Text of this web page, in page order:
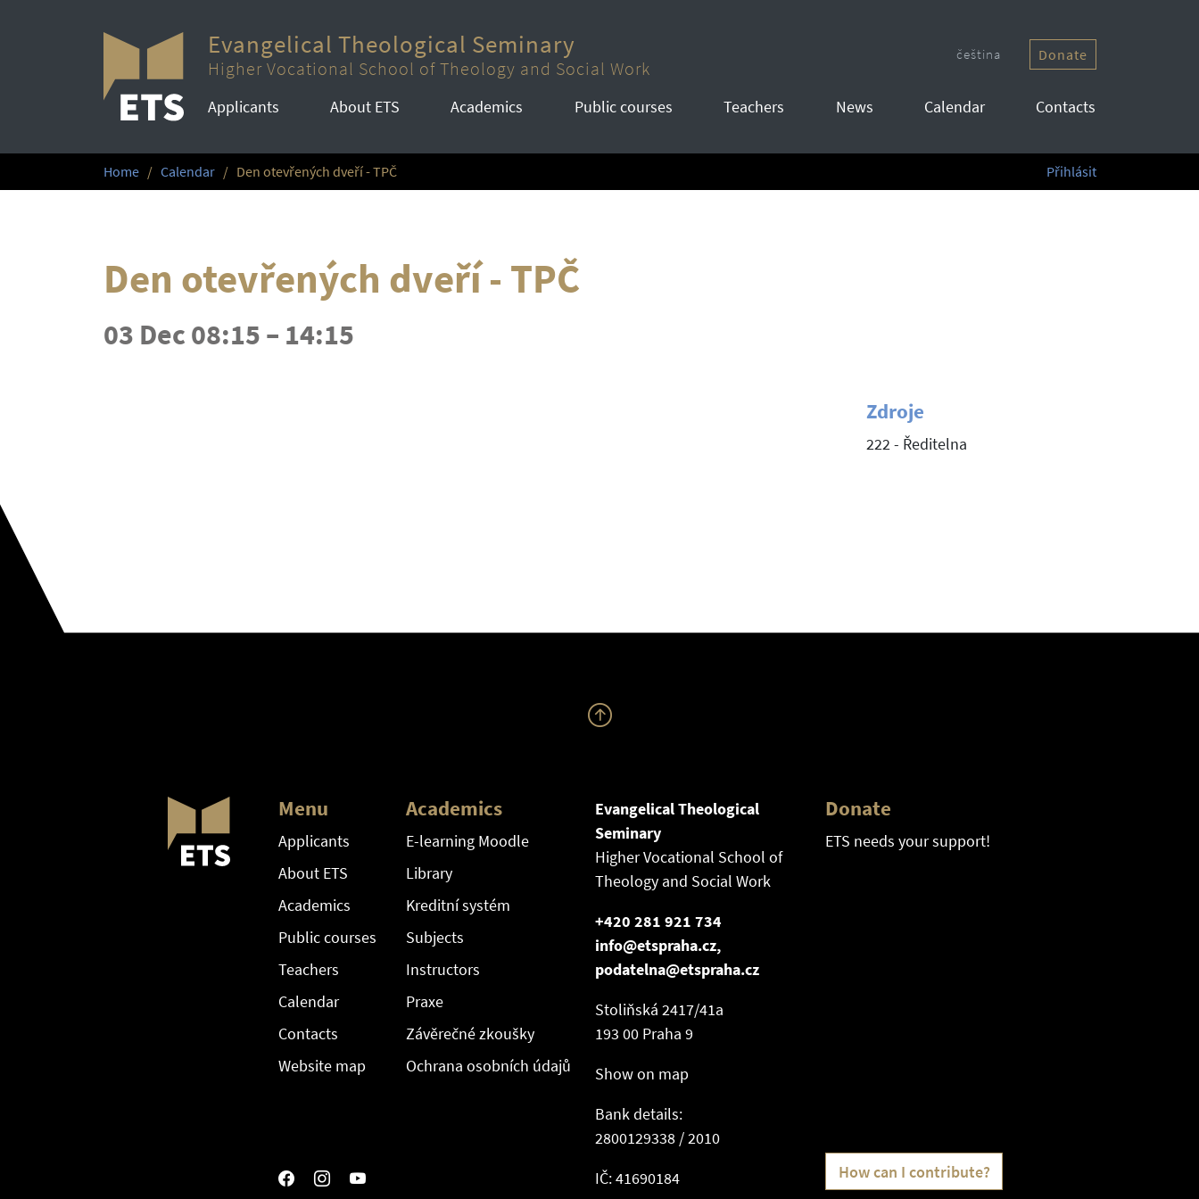
Evangelical Theological Seminary
Higher Vocational School of Theology and Social Work
čeština Donate
Applicants About ETS Academics Public courses Teachers News Calendar Contacts
Home Calendar Den otevřených dveří - TPČ Přihlásit
Den otevřených dveří - TPČ
03 Dec 08:15 – 14:15
Zdroje
222 - Ředitelna
Menu
Applicants
About ETS
Academics
Public courses
Teachers
Calendar
Contacts
Website map
Academics
E-learning Moodle
Library
Kreditní systém
Subjects
Instructors
Praxe
Závěrečné zkoušky
Ochrana osobních údajů
Evangelical Theological
Seminary
Higher Vocational School of
Theology and Social Work
+420 281 921 734
info@etspraha.cz,
podatelna@etspraha.cz
Stoliňská 2417/41a
193 00 Praha 9
Show on map
Bank details:
2800129338 / 2010
IČ: 41690184
Donate
ETS needs your support!
How can I contribute?